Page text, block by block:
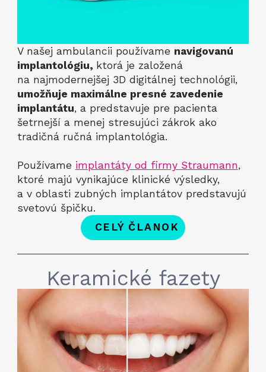
V našej ambulancii používame navigovanú
implantológiu, ktorá je založená
na najmodernejšej 3D digitálnej technológii,
umožňuje maximálne presné zavedenie
implantátu, a predstavuje pre pacienta
šetrnejší a menej stresujúci zákrok ako
tradičná ručná implantológia.
Používame implantáty od firmy Straumann,
ktoré majú vynikajúce klinické výsledky,
a v oblasti zubných implantátov predstavujú
svetovú špičku.
CELÝ ČLANOK
Keramické fazety